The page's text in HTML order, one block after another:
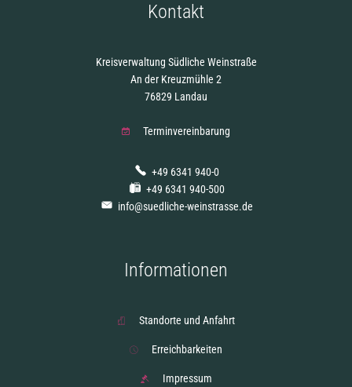
Kontakt
Kreisverwaltung Südliche Weinstraße
An der Kreuzmühle 2
76829 Landau
Terminvereinbarung
+49 6341 940-0
+49 6341 940-500
info@suedliche-weinstrasse.de
Informationen
Standorte und Anfahrt
Erreichbarkeiten
Impressum